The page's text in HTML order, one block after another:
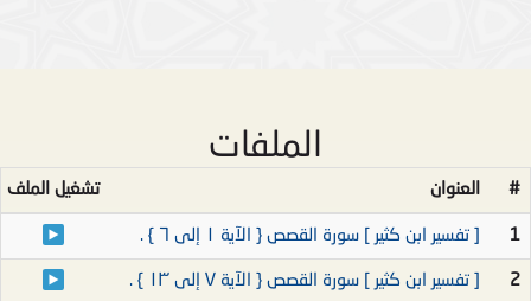
الملفات
# العنوان تشغيل الملف
1 [ تفسير ابن كثير ] سورة القصص { الآية ١ إلى ٦ } .
2 [ تفسير ابن كثير ] سورة القصص { الآية ٧ إلى ١٣ } .